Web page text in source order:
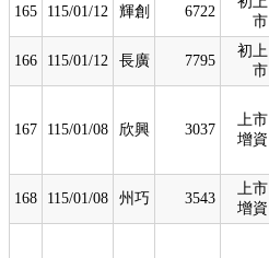
165 115/01/12 輝創 6722
市
166 115/01/12 長廣 7795
初上
市
167 115/01/08 欣興 3037
上市
增資
168 115/01/08 州巧 3543
上市
增資